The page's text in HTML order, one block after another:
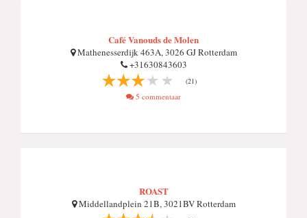
Café Vanouds de Molen
Mathenesserdijk 463A, 3026 GJ Rotterdam
+31630843603
(21)
5 commentaar
ROAST
Middellandplein 21B, 3021BV Rotterdam